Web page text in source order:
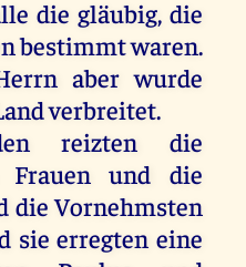
die gläubig,die
bestimmtwaren.
aber wurde
verbreitet.
reizten
die
und die
die Vornehmsten
sie erregten eine